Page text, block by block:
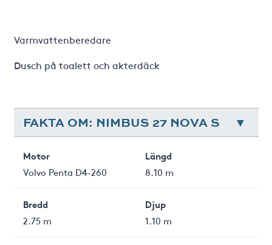
Varmvattenberedare
Dusch på toalett och akterdäck
FAKTA OM: NIMBUS 27 NOVA S
Motor
Volvo Penta D4-260
Längd
8.10 m
Bredd
2.75 m
Djup
1.10 m